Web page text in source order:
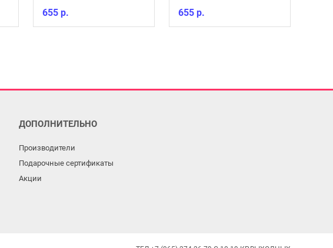
655 р. 655 р.
ДОПОЛНИТЕЛЬНО
Производители
Подарочные сертификаты
Акции